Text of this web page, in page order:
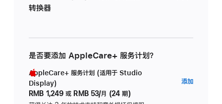
转换器
是否要添加 AppleCare+ 服务计划？
AppleCare+ 服务计划 (适用于 Studio
Display)
RMB 1,249 或 RMB 53/月 (24 期)
添加